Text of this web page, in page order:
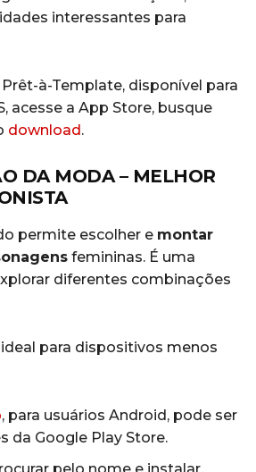
interessantes para
à-Template, disponível para
acesse a App Store, busque
download.
DA MODA – MELHOR
permite escolher e montar
femininas. É uma
diferentes combinações
para dispositivos menos
, para usuários Android, pode ser
da Google Play Store.